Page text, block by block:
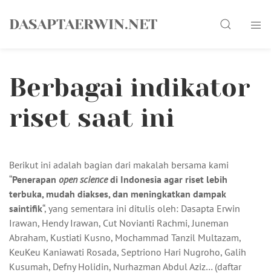
DASAPTAERWIN.NET Search
Berbagai indikator
riset saat ini
Berikut ini adalah bagian dari makalah bersama kami
“Penerapan open sciencedi Indonesia agar riset lebih
terbuka, mudah diakses, dan meningkatkan dampak
saintifik“, yang sementara ini ditulis oleh: Dasapta Erwin
Irawan, Hendy Irawan, Cut Novianti Rachmi, Juneman
Abraham, Kustiati Kusno, Mochammad Tanzil Multazam,
KeuKeu Kaniawati Rosada, Septriono Hari Nugroho, Galih
Kusumah, Defny Holidin, Nurhazman Abdul Aziz… (daftar